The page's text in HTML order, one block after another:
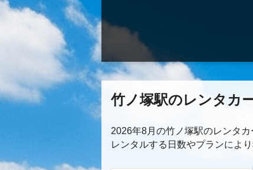
竹ノ塚駅のレンタカ
2026年8月の竹ノ塚駅のレンタカ
レンタルする日数やプランによ